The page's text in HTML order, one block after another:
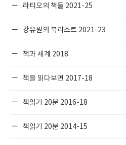
라티오의 책들 2021-25
강유원의 북리스트 2021-23
책과 세계 2018
책을 읽다보면 2017-18
책읽기 20분 2016-18
책읽기 20분 2014-15